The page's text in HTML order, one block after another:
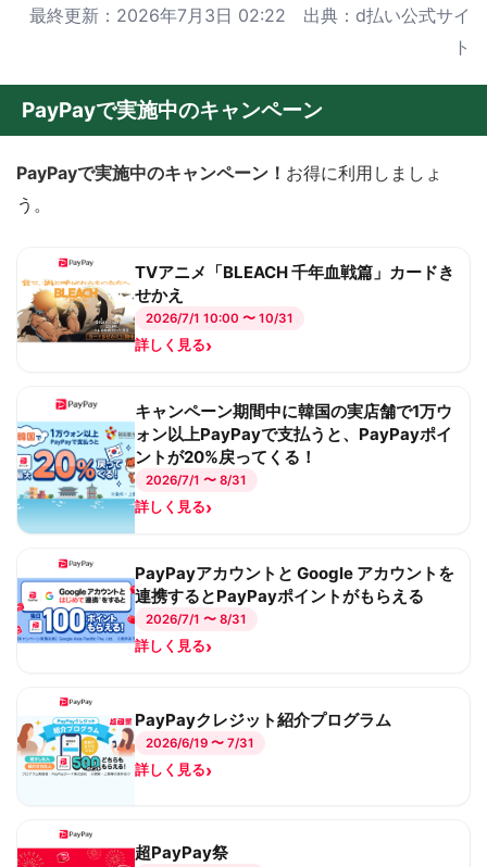
最終更新：2026年7月3日 02:22 出典：d払い公式サイ
ト
PayPayで実施中のキャンペーン
PayPayで実施中のキャンペーン！ お得に利用しましょ
う。
TVアニメ「BLEACH 千年血戦篇」カードき
せかえ
2026/7/1 10:00 〜 10/31
詳しく見る›
キャンペーン期間中に韓国の実店舗で1万ウ
ォン以上PayPayで支払うと、PayPayポイ
ントが20%戻ってくる！
2026/7/1 〜 8/31
詳しく見る›
PayPayアカウントと Google アカウントを
連携するとPayPayポイントがもらえる
2026/7/1 〜 8/31
詳しく見る›
PayPayクレジット紹介プログラム
2026/6/19 〜 7/31
詳しく見る›
超PayPay祭